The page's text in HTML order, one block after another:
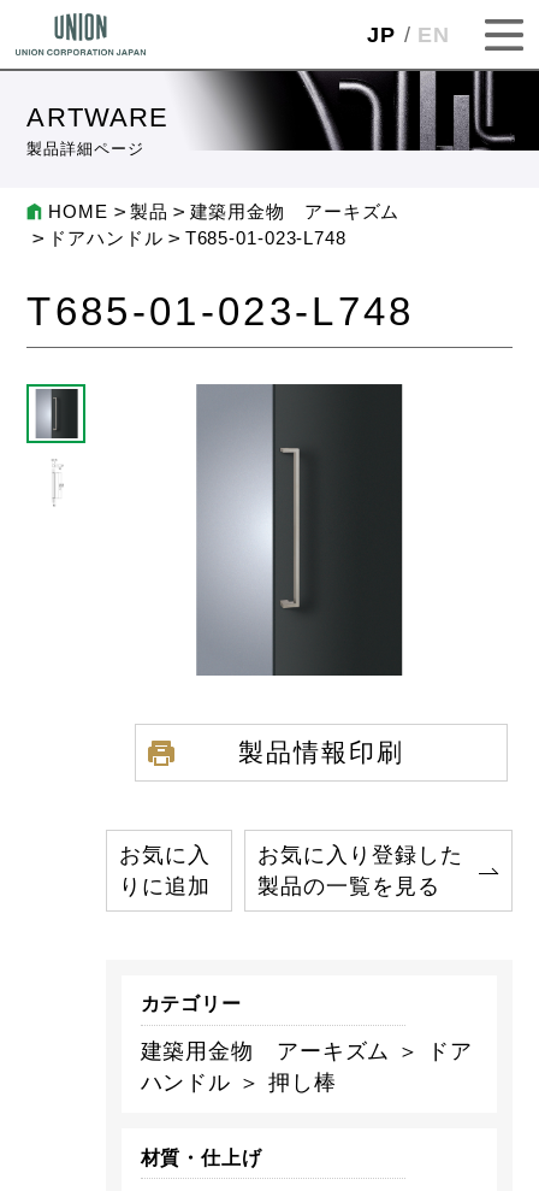
JP EN
ARTWARE
製品詳細ページ
HOME 製品
建築用金物 アーキズム
ドアハンドル
T685-01-023-L748
T685-01-023-L748
製品情報印刷
お気に入
りに追加
お気に入り登録した
製品の一覧を見る
カテゴリー
建築用金物 アーキズム ＞ ドア
ハンドル ＞ 押し棒
材質・仕上げ